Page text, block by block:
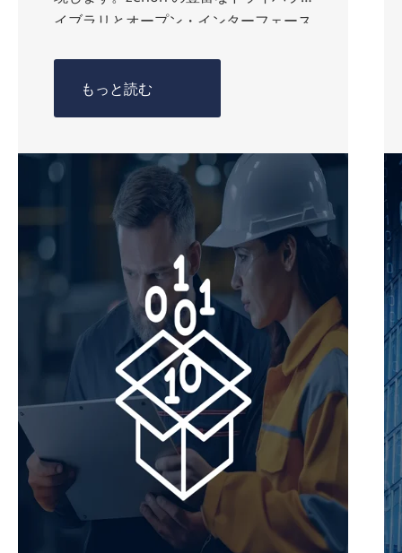
イブラリとオープン・インターフェース
もっと読む